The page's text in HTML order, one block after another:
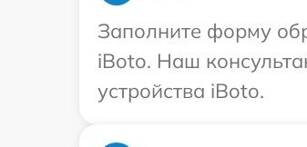
Заполните форму
iBoto. Наш
устройства iBoto.